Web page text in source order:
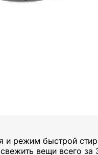
и режим быстрой
вещи всего